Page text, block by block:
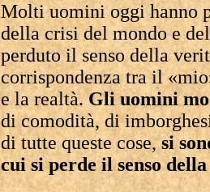
Molti uomini oggi hanno
della crisi del mondo e
perduto il senso della
corrispondenza tra il
e la realtà.Gli uomini
di comodità, di
di tutte queste cose,si
cui si perde il senso